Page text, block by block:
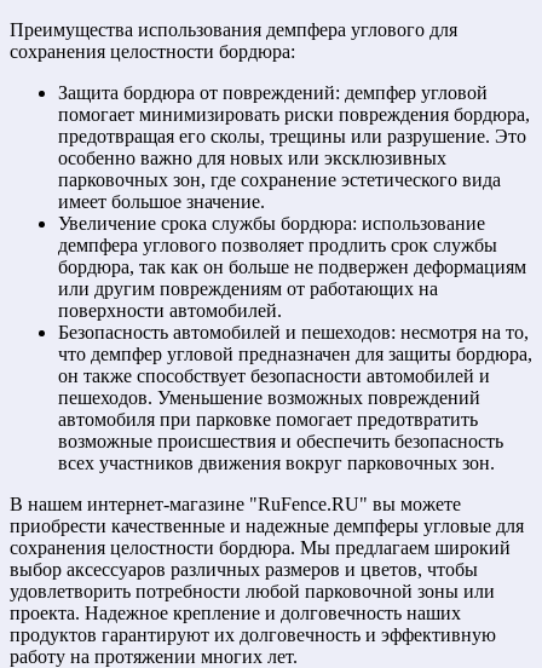
Преимущества использования демпфера углового для
сохранения целостности бордюра:
Защита бордюра от повреждений: демпфер угловой
помогает минимизировать риски повреждения бордюра,
предотвращая его сколы, трещины или разрушение. Это
особенно важно для новых или эксклюзивных
парковочных зон, где сохранение эстетического вида
имеет большое значение.
Увеличение срока службы бордюра: использование
демпфера углового позволяет продлить срок службы
бордюра, так как он больше не подвержен деформациям
или другим повреждениям от работающих на
поверхности автомобилей.
Безопасность автомобилей и пешеходов: несмотря на то,
что демпфер угловой предназначен для защиты бордюра,
он также способствует безопасности автомобилей и
пешеходов. Уменьшение возможных повреждений
автомобиля при парковке помогает предотвратить
возможные происшествия и обеспечить безопасность
всех участников движения вокруг парковочных зон.
В нашем интернет-магазине "RuFence.RU" вы можете
приобрести качественные и надежные демпферы угловые для
сохранения целостности бордюра. Мы предлагаем широкий
выбор аксессуаров различных размеров и цветов, чтобы
удовлетворить потребности любой парковочной зоны или
проекта. Надежное крепление и долговечность наших
продуктов гарантируют их долговечность и эффективную
работу на протяжении многих лет.